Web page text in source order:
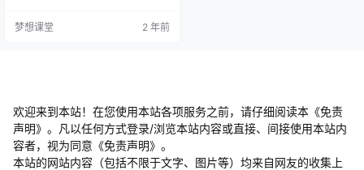
观念、想象、操作 一句话，讲核心
真正的基础和方法是什么？…
梦想课堂 2 年前
欢迎来到本站！在您使用本站各项服务之前，请仔细阅读本《免责
声明》。凡以任何方式登录/浏览本站内容或直接、间接使用本站内
容者，视为同意《免责声明》。
本站的网站内容（包括不限于文字、图片等）均来自网友的收集上